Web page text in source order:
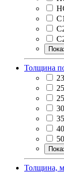
Толщина
25
35
40
50
Толщина,